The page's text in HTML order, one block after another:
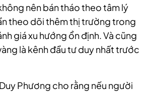
nên bán tháo theo tâm lý
theo dõi thêm thị trường trong
giá xu hướng ổn định. Và cũng
là kênh đầu tư duy nhất trước
Phương cho rằng nếu người